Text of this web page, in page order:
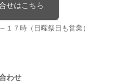
せはこちら
７時（日曜祭日も営業）
わせ